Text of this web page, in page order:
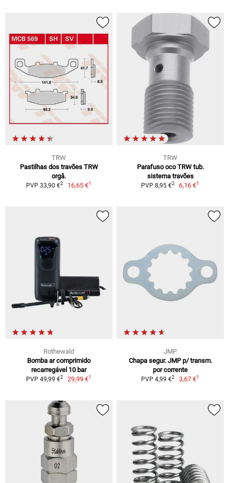
TRW
Pastilhas dos travões TRW
orgâ.
PVP 33,90 €2 16,65 €1
TRW
Parafuso oco TRW tub.
sistema travões
PVP 8,95 €2 6,16 €1
Rothewald
Bomba ar comprimido
recarregável 10 bar
PVP 49,99 €2 29,99 €1
JMP
Chapa segur. JMP p/ transm.
por corrente
PVP 4,99 €2 3,67 €1